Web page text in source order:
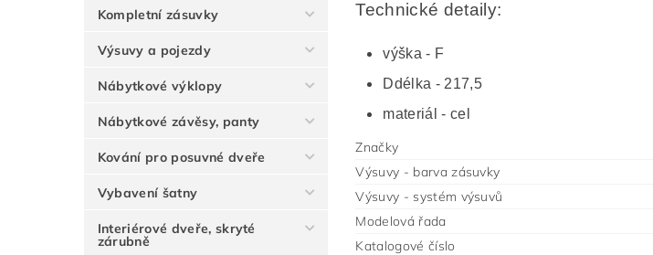
Kompletní zásuvky
Výsuvy a pojezdy
Nábytkové výklopy
Nábytkové závěsy, panty
Kování pro posuvné dveře
Vybavení šatny
Interiérové dveře, skryté
zárubně
Technické detaily:
výška - F
Ddélka - 217,5
materiál - cel
Značky
Výsuvy - barva zásuvky
Výsuvy - systém výsuvů
Modelová řada
Katalogové číslo